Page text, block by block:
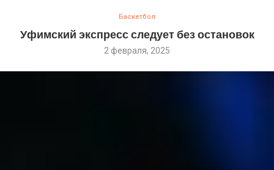
Баскетбол
Уфимский экспресс следует без остановок
2 февраля, 2025